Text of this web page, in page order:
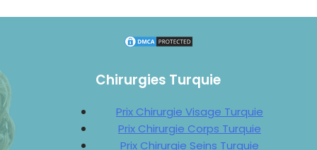
Chirurgies Turquie
Prix Chirurgie Visage Turquie
Prix Chirurgie Corps Turquie
Prix Chirurgie Seins Turquie